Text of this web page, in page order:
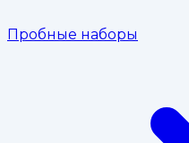
Пробные наборы